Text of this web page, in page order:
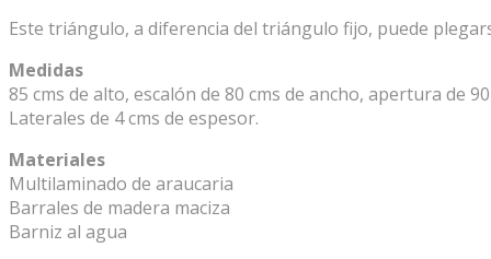
Este triángulo, a diferencia del triángulo fijo, puede
Medidas
85 cms de alto, escalón de 80 cms de ancho, apertura de
Laterales de 4 cms de espesor.
Materiales
Multilaminado de araucaria
Barrales de madera maciza
Barniz al agua